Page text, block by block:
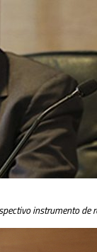
instrumento de